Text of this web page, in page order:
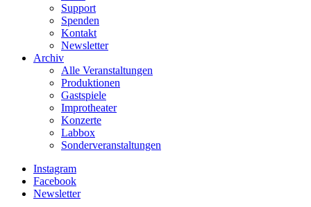
Support
Spenden
Kontakt
Newsletter
Archiv
Alle Veranstaltungen
Produktionen
Gastspiele
Improtheater
Konzerte
Labbox
Sonderveranstaltungen
Instagram
Facebook
Newsletter